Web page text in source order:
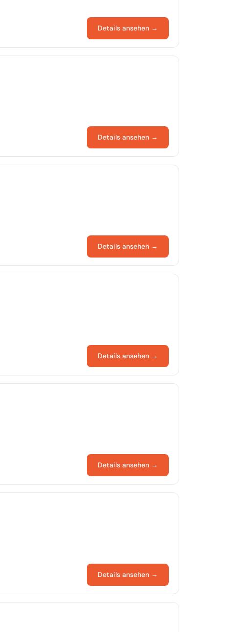
Details ansehen →
Details ansehen →
Details ansehen →
Details ansehen →
Details ansehen →
Details ansehen →